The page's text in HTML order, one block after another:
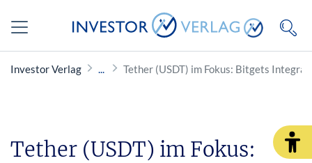
Investor Verlag Tether (USDT) im Fokus: Bitgets
Tether (USDT) im Fokus: